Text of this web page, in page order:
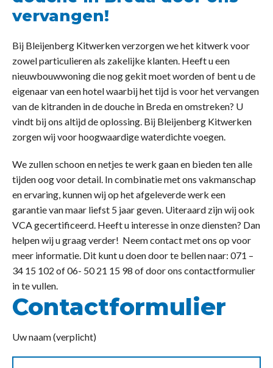
vervangen!
Bij Bleijenberg Kitwerken verzorgen we het kitwerk voor
zowel particulieren als zakelijke klanten. Heeft u een
nieuwbouwwoning die nog gekit moet worden of bent u de
eigenaar van een hotel waarbij het tijd is voor het vervangen
van de kitranden in de douche in Breda en omstreken? U
vindt bij ons altijd de oplossing. Bij Bleijenberg Kitwerken
zorgen wij voor hoogwaardige waterdichte voegen.
We zullen schoon en netjes te werk gaan en bieden ten alle
tijden oog voor detail. In combinatie met ons vakmanschap
en ervaring, kunnen wij op het afgeleverde werk een
garantie van maar liefst 5 jaar geven. Uiteraard zijn wij ook
VCA gecertificeerd. Heeft u interesse in onze diensten? Dan
helpen wij u graag verder! Neem contact met ons op voor
meer informatie. Dit kunt u doen door te bellen naar: 071 –
34 15 102 of 06- 50 21 15 98 of door ons contactformulier
in te vullen.
Contactformulier
Uw naam (verplicht)